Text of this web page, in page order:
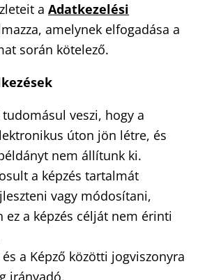
a Adatkezelési
amelynek elfogadása a
során kötelező.
ések
tudomásul veszi, hogy a
úton jön létre, és
nem állítunk ki.
a képzés tartalmát
vagy módosítani,
ez a képzés célját nem érinti
és a Képző közötti jogviszonyra
irányadó.